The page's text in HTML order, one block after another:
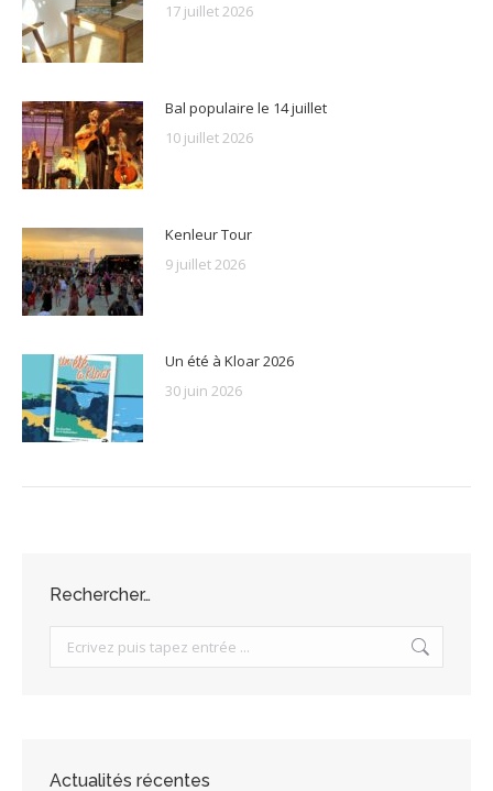
17 juillet 2026
Bal populaire le 14 juillet
10 juillet 2026
Kenleur Tour
9 juillet 2026
Un été à Kloar 2026
30 juin 2026
Rechercher…
Search:
Actualités récentes